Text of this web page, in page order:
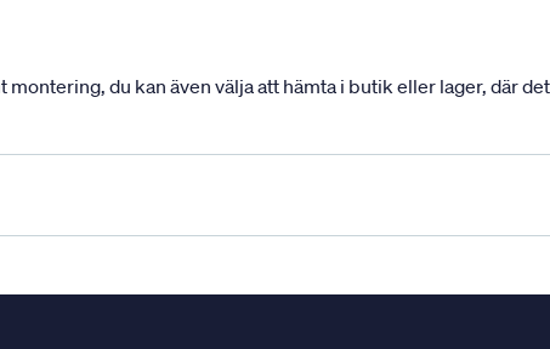
du kan även välja att hämta i butik eller lager, där